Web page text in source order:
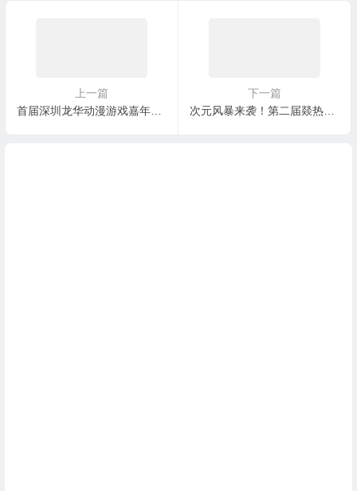
上一篇
首届深圳龙华动漫游戏嘉年华开启“二次元”狂欢盛宴！
下一篇
次元风暴来袭！第二届燚热浪国际动漫游戏博览会启动啦！